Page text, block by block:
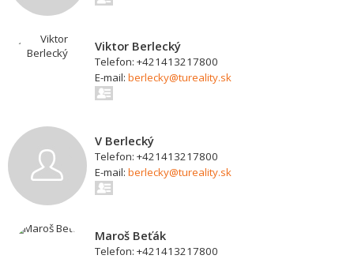
Viktor Berlecký
Telefon: +421413217800
E-mail: berlecky@tureality.sk
V Berlecký
Telefon: +421413217800
E-mail: berlecky@tureality.sk
Maroš Beťák
Telefon: +421413217800